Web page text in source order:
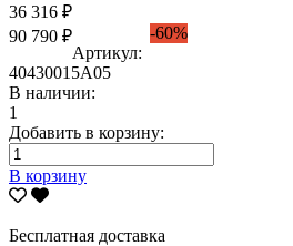
36 316 ₽
90 790 ₽
-60%
Артикул:
40430015А05
В наличии:
1
Добавить в корзину:
В корзину
Бесплатная доставка